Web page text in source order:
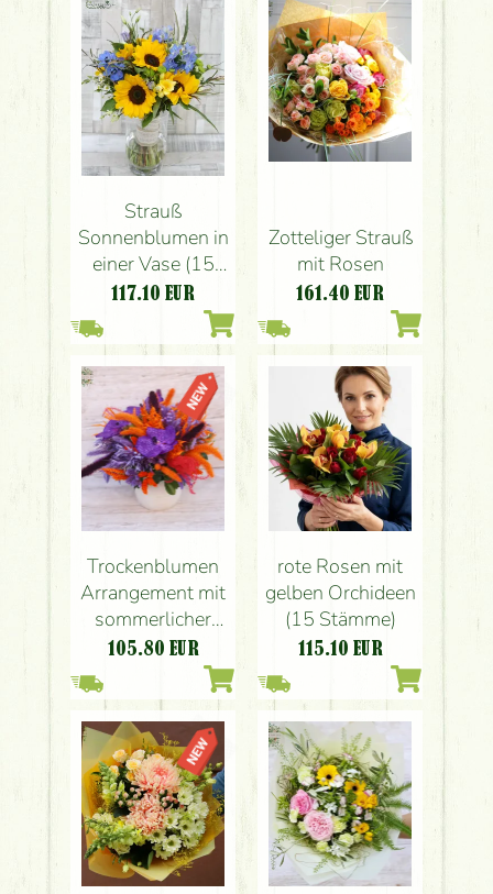
Strauß
Sonnenblumen in
einer Vase (15
Stiele)
117.10 EUR
Zotteliger Strauß
mit Rosen
161.40 EUR
Trockenblumen
Arrangement mit
sommerlicher
Atmosphäre, mit
Orchideen
105.80 EUR
rote Rosen mit
gelben Orchideen
(15 Stämme)
115.10 EUR